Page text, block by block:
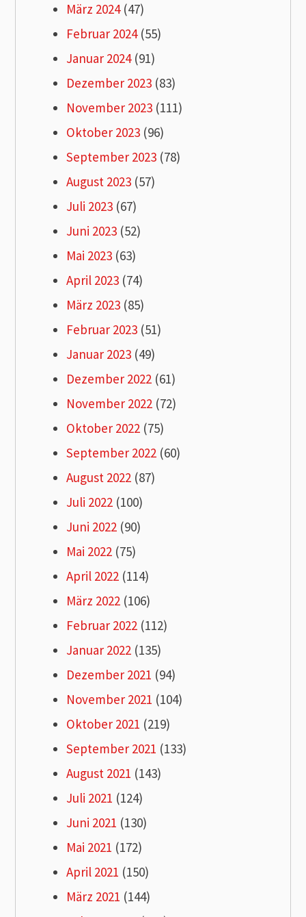
März 2024(47)
Februar 2024(55)
Januar 2024(91)
Dezember 2023 (83)
November 2023 (111)
Oktober 2023 (96)
September 2023 (78)
August 2023 (57)
Juli 2023 (67)
Juni 2023 (52)
Mai 2023 (63)
April 2023 (74)
März 2023 (85)
Februar 2023 (51)
Januar 2023 (49)
Dezember 2022 (61)
November 2022 (72)
Oktober 2022 (75)
September 2022 (60)
August 2022 (87)
Juli 2022 (100)
Juni 2022 (90)
Mai 2022 (75)
April 2022 (114)
März 2022 (106)
Februar 2022 (112)
Januar 2022 (135)
Dezember 2021 (94)
November 2021 (104)
Oktober 2021 (219)
September 2021 (133)
August 2021 (143)
Juli 2021 (124)
Juni 2021 (130)
Mai 2021 (172)
April 2021 (150)
März 2021 (144)